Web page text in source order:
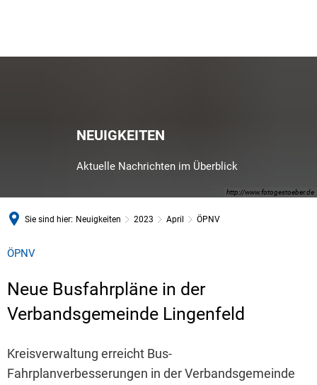
http://www.fotogestoeber.de
NEUIGKEITEN
Aktuelle Nachrichten im Überblick
Sie sind hier: Neuigkeiten 2023 April ÖPNV
ÖPNV
Neue Busfahrpläne in der
Verbandsgemeinde Lingenfeld
Kreisverwaltung erreicht Bus-
Fahrplanverbesserungen in der Verbandsgemeinde